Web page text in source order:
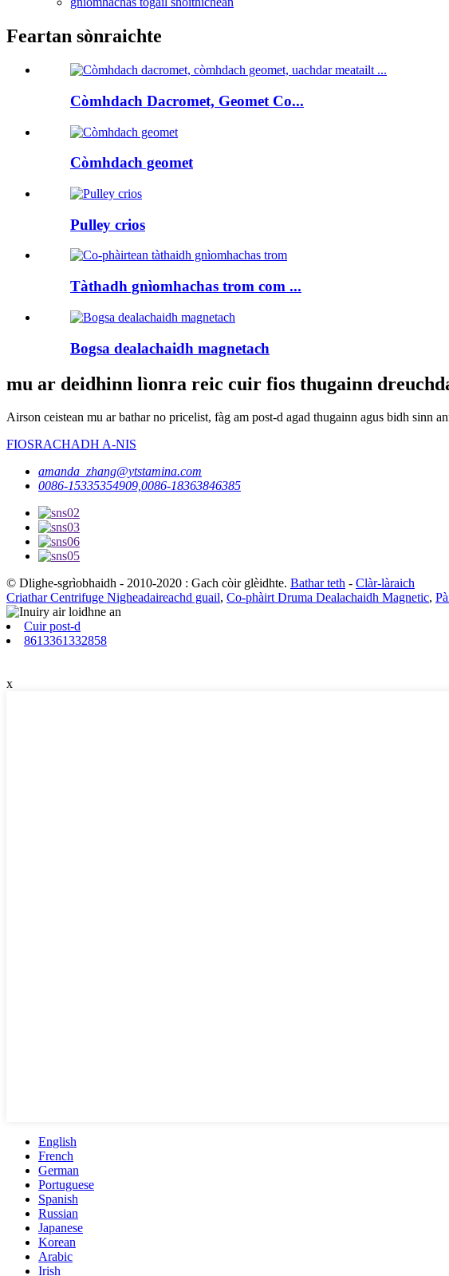
Feartan sònraichte
Còmhdach Dacromet, Geomet Co...
Còmhdach geomet
Pulley crios
Tàthadh gnìomhachas trom com ...
Bogsa dealachaidh magnetach
mu ar deidhinn lìonra reic cuir fios thugainn
Airson ceistean mu ar bathar no pricelist, fàg am post-d agad thugainn agus bidh sinn
FIOSRACHADH A-NIS
amanda_zhang@ytstamina.com
0086-15335354909,0086-18363846385
© Dlighe-sgrìobhaidh - 2010-2020 : Gach còir glèidhte. Bathar teth - Clàr-làraich
Criathar Centrifuge Nigheadaireachd guail, Co-phàirt Druma Dealachaidh Magnetic,
Cuir post-d
8613361332858
x
English
French
German
Portuguese
Spanish
Russian
Japanese
Korean
Arabic
Irish